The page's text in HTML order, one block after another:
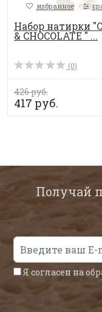
избранное
Набор натирки
& CHOCOLATE " ...
(0)
426 руб.
417 руб.
Получай
Я согласен на